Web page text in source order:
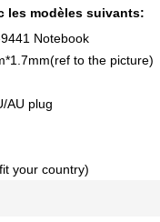
les modèles suivants:
Notebook
to the picture)
AU plug
your country)